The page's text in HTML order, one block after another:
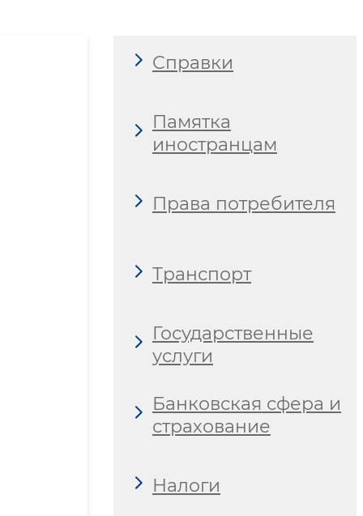
Справки
Памятка
иностранцам
Права потребителя
Транспорт
Государственные
услуги
Банковская сфера и
страхование
Налоги